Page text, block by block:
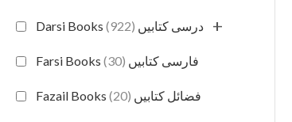
Darsi Books درسی کتابیں (922) +
Farsi Books فارسی کتابیں (30)
Fazail Books فضائل کتابیں (20)